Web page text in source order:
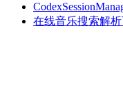
在线音乐搜索解